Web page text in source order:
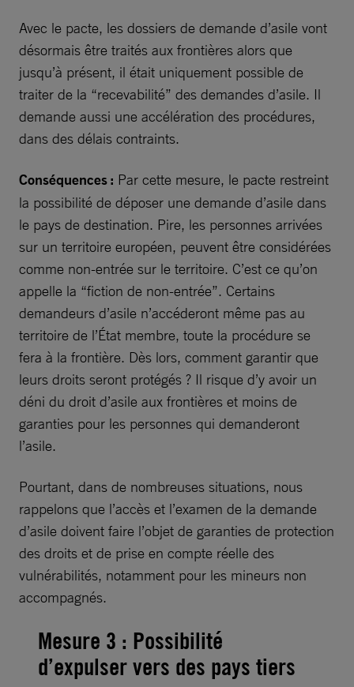
Avec le pacte, les dossiers de demande d’asile vont
désormais être traités aux frontières alors que
jusqu’à présent, il était uniquement possible de
traiter de la “recevabilité” des demandes d’asile. Il
demande aussi une accélération des procédures,
dans des délais contraints.
Conséquences : Par cette mesure, le pacte restreint
la possibilité de déposer une demande d’asile dans
le pays de destination. Pire, les personnes arrivées
sur un territoire européen, peuvent être considérées
comme non-entrée sur le territoire. C’est ce qu’on
appelle la “fiction de non-entrée”. Certains
demandeurs d’asile n’accéderont même pas au
territoire de l’État membre, toute la procédure se
fera à la frontière. Dès lors, comment garantir que
leurs droits seront protégés ? Il risque d’y avoir un
déni du droit d’asile aux frontières et moins de
garanties pour les personnes qui demanderont
l’asile.
Pourtant, dans de nombreuses situations, nous
rappelons que l’accès et l’examen de la demande
d’asile doivent faire l’objet de garanties de protection
des droits et de prise en compte réelle des
vulnérabilités, notamment pour les mineurs non
accompagnés.
Mesure 3 : Possibilité
d’expulser vers des pays tiers